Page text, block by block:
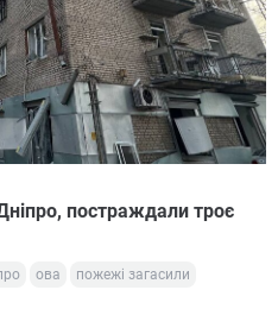
постраждали троє
ова
пожежі загасили